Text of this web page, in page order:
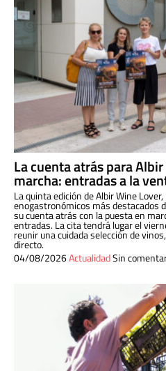
La cuenta atrás para
marcha: entradas a la
La quinta edición de Albir Wine
enogastronómicos más destacados
su cuenta atrás con la puesta en
entradas. La cita tendrá lugar el
reunir una cuidada selección de
directo.
04/08/2026ActualidadSin